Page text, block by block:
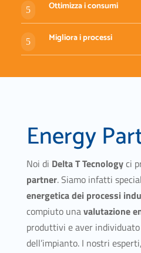
5 Ottimizza i consumi
5 Migliora i processi
Energy
Noi di Delta T Tecnologyci
partner. Siamo infatti
energeticadei processi
compiuto unavalutazione
produttivi e aver
dell’impianto. I nostri